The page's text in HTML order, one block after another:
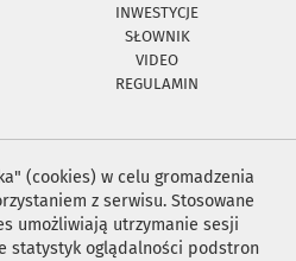
INWESTYCJE
SŁOWNIK
VIDEO
REGULAMIN
(cookies) w celu gromadzenia
z serwisu. Stosowane
umożliwiają utrzymanie sesji
statystyk oglądalności podstron